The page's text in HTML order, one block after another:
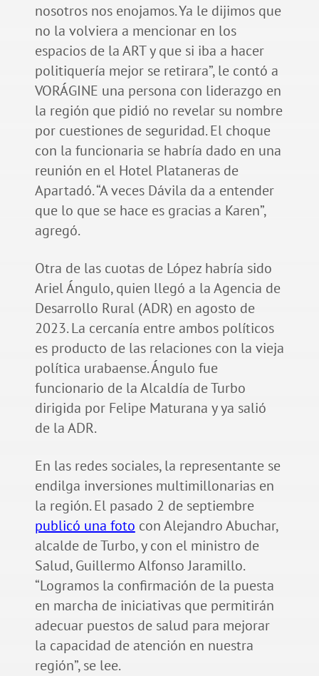
nosotros nos enojamos. Ya le dijimos que
no la volviera a mencionar en los
espacios de la ART y que si iba a hacer
politiquería mejor se retirara”, le contó a
VORÁGINE una persona con liderazgo en
la región que pidió no revelar su nombre
por cuestiones de seguridad. El choque
con la funcionaria se habría dado en una
reunión en el Hotel Plataneras de
Apartadó. “A veces Dávila da a entender
que lo que se hace es gracias a Karen”,
agregó.
Otra de las cuotas de López habría sido
Ariel Ángulo, quien llegó a la Agencia de
Desarrollo Rural (ADR) en agosto de
2023. La cercanía entre ambos políticos
es producto de las relaciones con la vieja
política urabaense. Ángulo fue
funcionario de la Alcaldía de Turbo
dirigida por Felipe Maturana y ya salió
de la ADR.
En las redes sociales, la representante se
endilga inversiones multimillonarias en
la región. El pasado 2 de septiembre
publicó una foto con Alejandro Abuchar,
alcalde de Turbo, y con el ministro de
Salud, Guillermo Alfonso Jaramillo.
“Logramos la confirmación de la puesta
en marcha de iniciativas que permitirán
adecuar puestos de salud para mejorar
la capacidad de atención en nuestra
región”, se lee.